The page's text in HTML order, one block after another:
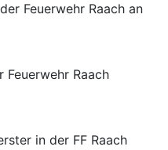
Feuerwehr Raach an
Feuerwehr Raach
in der FF Raach